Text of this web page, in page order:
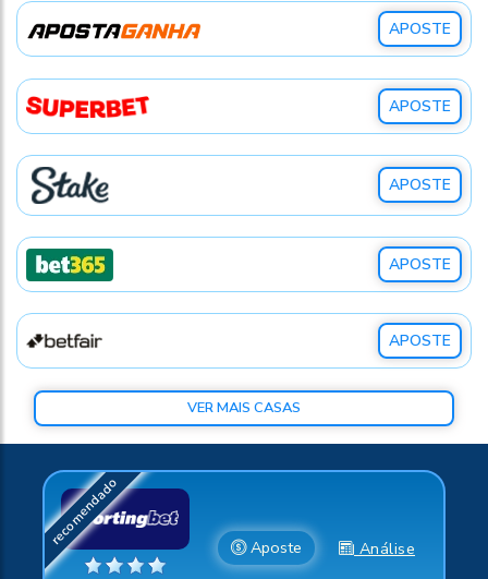
APOSTE
APOSTE
APOSTE
APOSTE
APOSTE
VER MAIS CASAS
Aposte Análise